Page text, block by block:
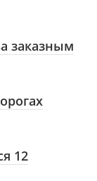
заказным
12